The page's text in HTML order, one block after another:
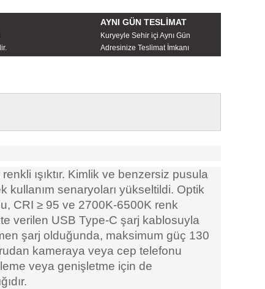
AYNI GÜN TESLİMAT
Kuryeyle Sehir içi Aynı Gün
Adresinize Teslimat İmkanı
ışıktır. Kimlik ve benzersiz pusula
kullanım senaryoları yükseltildi. Optik
CRI ≥ 95 ve 2700K-6500K renk
verilen USB Type-C şarj kablosuyla
şarj olduğunda, maksimum güç 130
kameraya veya cep telefonu
veya genişletme için de